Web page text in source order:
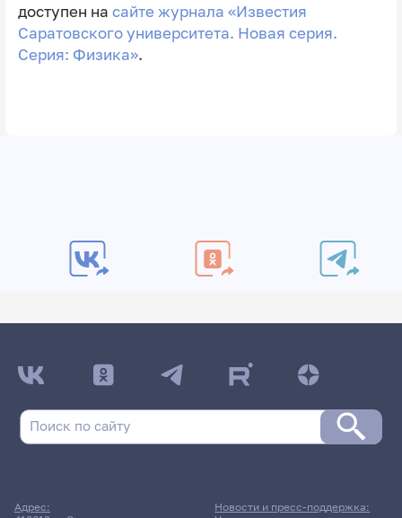
доступен на сайте журнала «Известия
Саратовского университета. Новая серия.
Серия: Физика».
Адрес:
Новости и пресс-поддержка: